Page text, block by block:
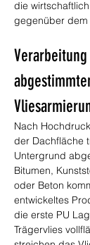
die
gegenüber
Nach
der Dachfläche
Untergrund
Bitumen,
oder Beton
entwickeltes
die erste PU
Trägervlies